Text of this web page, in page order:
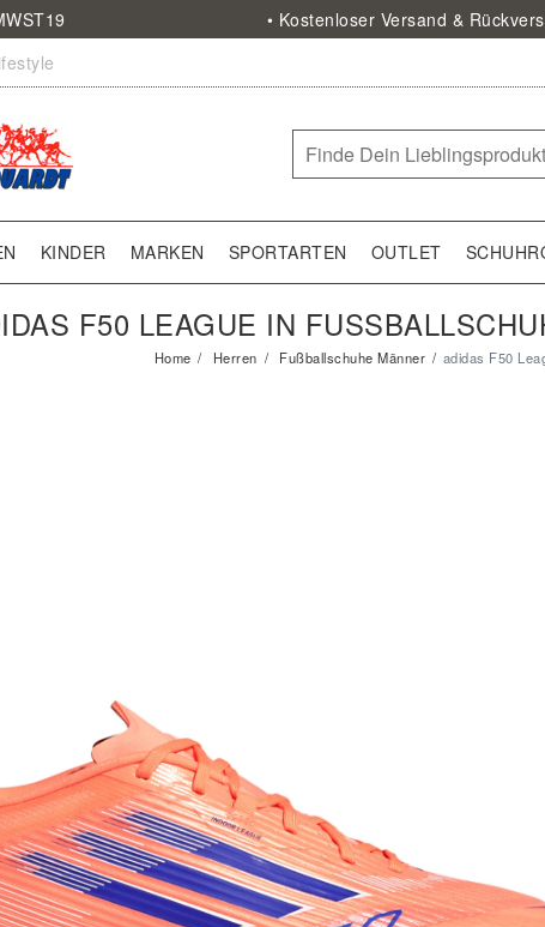
• Kostenloser Versand &
KINDER MARKEN SPORTARTEN OUTLET
F50 LEAGUE IN
Home Herren Fußballschuhe Männer adidas F50